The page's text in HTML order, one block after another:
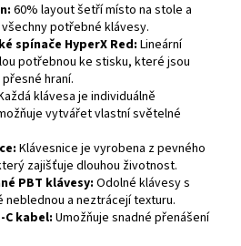
60% layout šetří místo na stole a
potřebné klávesy.
spínače HyperX Red: Lineární
potřebnou ke stisku, které jsou
hraní.
klávesa je individuálně
vytvářet vlastní světelné
Klávesnice je vyrobena z pevného
zajišťuje dlouhou životnost.
PBT klávesy: Odolné klávesy s
a neztrácejí texturu.
C kabel: Umožňuje snadné přenášení